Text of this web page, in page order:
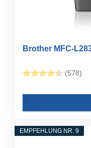
Brother MFC-
(578)
EMPFEHLUNG NR. 9